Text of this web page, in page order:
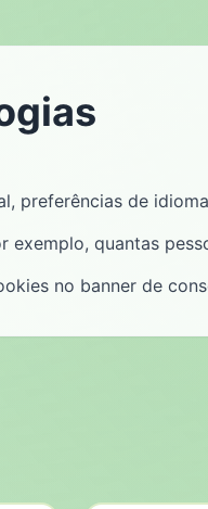
preferências de
exemplo, quantas
no banner de